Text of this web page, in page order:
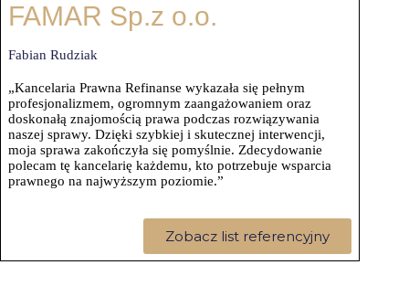
FAMAR Sp.z o.o.
Fabian Rudziak
„Kancelaria Prawna Refinanse wykazała się pełnym
profesjonalizmem, ogromnym zaangażowaniem oraz
doskonałą znajomością prawa podczas rozwiązywania
naszej sprawy. Dzięki szybkiej i skutecznej interwencji,
moja sprawa zakończyła się pomyślnie. Zdecydowanie
polecam tę kancelarię każdemu, kto potrzebuje wsparcia
prawnego na najwyższym poziomie.”
Zobacz list referencyjny